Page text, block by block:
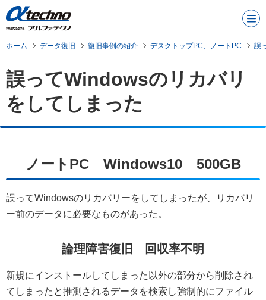
メニュ
ー
ホーム データ復旧 復旧事例の紹介 デスクトップPC、ノートPC 誤
誤ってWindowsのリカバリ
をしてしまった
ノートPC Windows10 500GB
誤ってWindowsのリカバリーをしてしまったが、リカバリ
ー前のデータに必要なものがあった。
論理障害復旧 回収率不明
新規にインストールしてしまった以外の部分から削除され
てしまったと推測されるデータを検索し強制的にファイル